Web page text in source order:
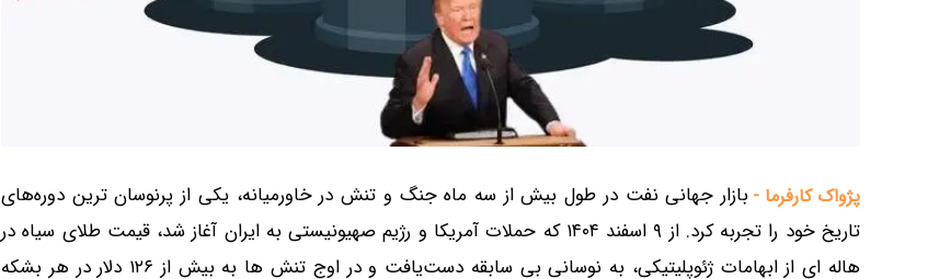
پژواک کارفرما - بازار جهانی نفت در طول بیش از سه ماه جنگ و تنش در خاورمیانه، یکی از پرنوسان‌ ترین دوره‌های
تاریخ خود را تجربه کرد. از ۹ اسفند ۱۴۰۴ که حملات آمریکا و رژیم صهیونیستی به ایران آغاز شد، قیمت طلای سیاه در
هاله‌ ای از ابهامات ژئوپلیتیکی، به نوسانی بی‌ سابقه دست‌یافت و در اوج تنش ها به بیش از ۱۲۶ دلار در هر بشکه